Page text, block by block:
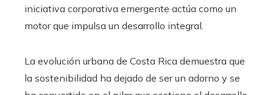
iniciativa corporativa emergente actúa como un
motor que impulsa un desarrollo integral.
La evolución urbana de Costa Rica demuestra que
la sostenibilidad ha dejado de ser un adorno y se